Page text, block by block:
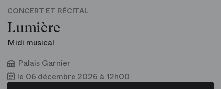
CONCERT ET RÉCITAL
Lumière
Midi musical
Palais Garnier
le 06 décembre 2026 à 12h00